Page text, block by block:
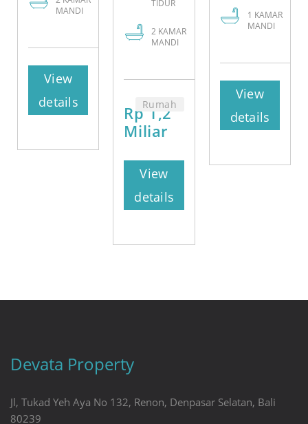
MANDI
View
details
TIDUR
2 KAMAR
MANDI
Rp 1,2
Miliar
Rumah
View
details
1 KAMAR
MANDI
View
details
Devata Property
Jl, Tukad Yeh Aya No 132, Renon, Denpasar Selatan, Bali
80239